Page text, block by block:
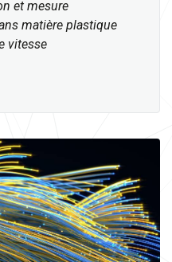
et mesure
matière plastique
vitesse